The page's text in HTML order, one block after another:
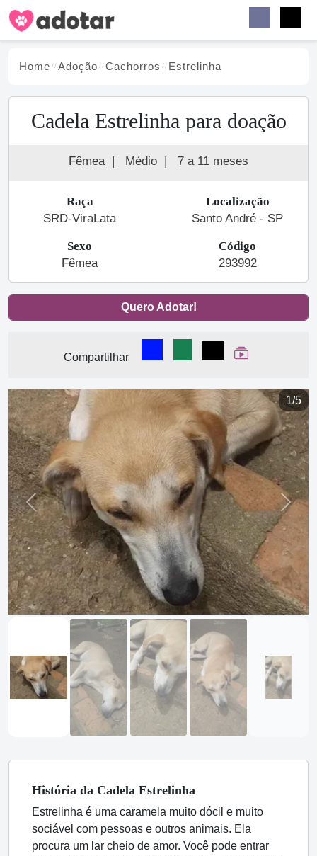
Home Adoção Cachorros Estrelinha
Cadela Estrelinha para doação
Fêmea | Médio | 7 a 11 meses
Raça
SRD-ViraLata
Localização
Santo André - SP
Sexo
Fêmea
Código
293992
Quero Adotar!
Compartilhar
Compartilhar no Facebook
Compartilhar no
Compartilhar
Ver Web Story
1/5
Previous Next
História da Cadela Estrelinha
Estrelinha é uma caramela muito dócil e muito
sociável com pessoas e outros animais. Ela
procura um lar cheio de amor. Você pode entrar